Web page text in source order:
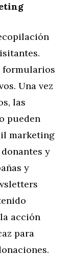
formularios
Una vez
las
pueden
marketing
y
y
acción
para